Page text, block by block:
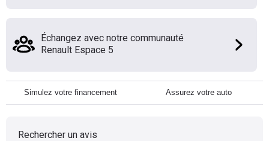
Échangez avec notre communauté
Renault Espace 5
Simulez votre financement Assurez votre auto
Rechercher un avis